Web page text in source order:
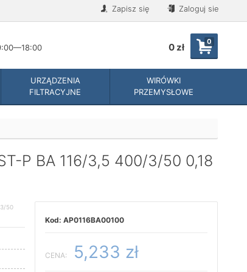
Zapisz się Zaloguj sie
0
0 zł
URZĄDZENIA
FILTRACYJNE
WIRÓWKI
PRZEMYSŁOWE
P BA 116/3,5 400/3/50 0,18
AP0116BA00100
CENA: 5,233 zł
3/50